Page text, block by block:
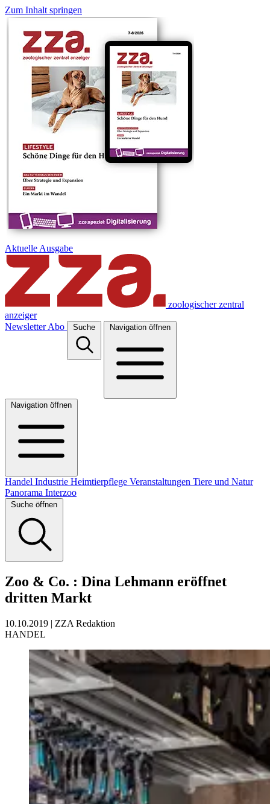
Zum Inhalt springen
Aktuelle Ausgabe
zoologischer zentral
anzeiger
Newsletter Abo Suche Navigation öffnen
Navigation öffnen
Handel Industrie Heimtierpflege Veranstaltungen Tiere und Natur
Panorama Interzoo
Suche öffnen
Zoo & Co. : Dina Lehmann eröffnet
dritten Markt
10.10.2019 | ZZA Redaktion
HANDEL